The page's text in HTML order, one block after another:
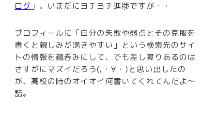
ログ 」。いまだにヨチヨチ進捗ですが・・
プロフィールに「自分の失敗や弱点とその克服を
書くと親しみが湧きやすい」という検索先のサイ
トの情報を鵜呑みにして、でも差し障りあるのは
さすがにマズイだろう(;・∀・)と思い出したの
が、高校の時のオイオイ何書いてくれてんだよ～
話。